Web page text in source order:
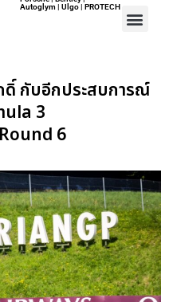
Career
Contact
Us
Autoglym | Ulgo | PROTECH
กับอีกประสบการณ์
3
6